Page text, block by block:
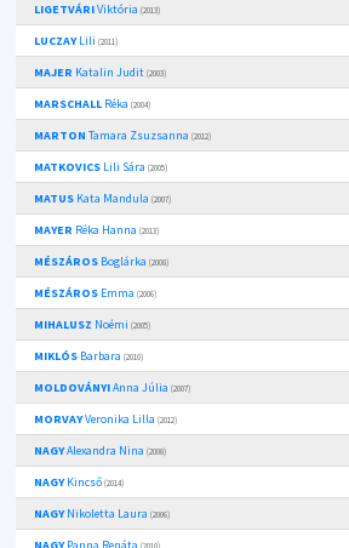
LIGETVÁRIViktória (2013)
LUCZAYLili (2011)
MAJER Katalin Judit (2003)
MARSCHALLRéka (2004)
MARTON Tamara Zsuzsanna (2012)
MATKOVICSLili Sára (2005)
MATUSKata Mandula (2007)
MAYER Réka Hanna (2013)
MÉSZÁROSBoglárka (2008)
MÉSZÁROSEmma (2006)
MIHALUSZ Noémi (2005)
MIKLÓSBarbara (2010)
MOLDOVÁNYIAnna Júlia (2007)
MORVAYVeronika Lilla (2012)
NAGYAlexandra Nina (2008)
NAGYKincső (2014)
NAGYNikoletta Laura (2006)